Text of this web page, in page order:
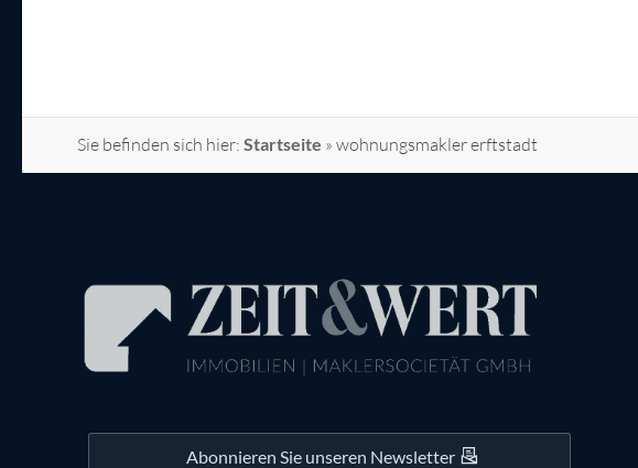
Sie befinden sich hier: Startseite » wohnungsmakler erftstadt
Abonnieren Sie unseren Newsletter